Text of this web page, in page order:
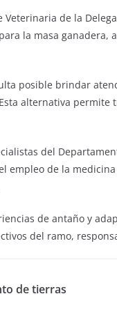
de la
la masa ganadera,
posible brindar
alternativa
del
empleo de la
de antaño y
del ramo,
de tierras